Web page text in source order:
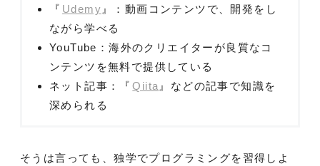
『 Udemy 』：動画コンテンツで、開発をし
ながら学べる
YouTube：海外のクリエイターが良質なコ
ンテンツを無料で提供している
ネット記事：『 Qiita 』などの記事で知識を
深められる
そうは言っても、独学でプログラミングを習得しよ